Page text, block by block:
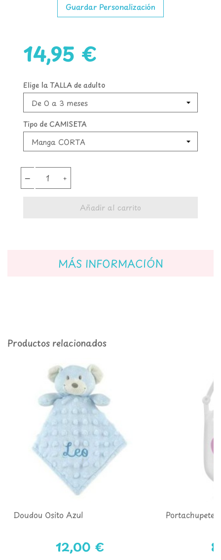
Guardar Personalización
14,95 €
Elige la TALLA de adulto
Tipo de CAMISETA
Añadir al carrito
MÁS INFORMACIÓN
Productos relacionados
Doudou Osito Azul
12,00 €